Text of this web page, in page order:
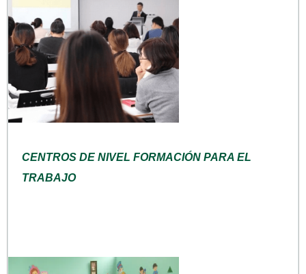
CENTROS DE NIVEL FORMACIÓN PARA EL
TRABAJO